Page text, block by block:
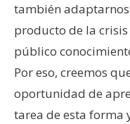
también
producto de la
público
Por eso, creemos
oportunidad de
tarea de esta forma